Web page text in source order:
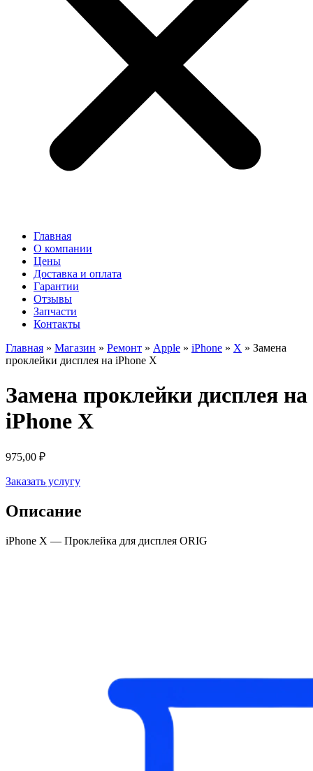
Главная
О компании
Цены
Доставка и оплата
Гарантии
Отзывы
Запчасти
Контакты
Главная » Магазин » Ремонт » Apple » iPhone » X » Замена
проклейки дисплея на iPhone X
Замена проклейки дисплея на
iPhone X
975,00 ₽
Заказать услугу
Описание
iPhone X — Проклейка для дисплея ORIG